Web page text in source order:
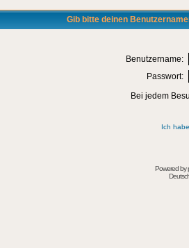
Gib bitte deinen
Benutzername:
Passwort:
Bei jedem
Ich
Powered by